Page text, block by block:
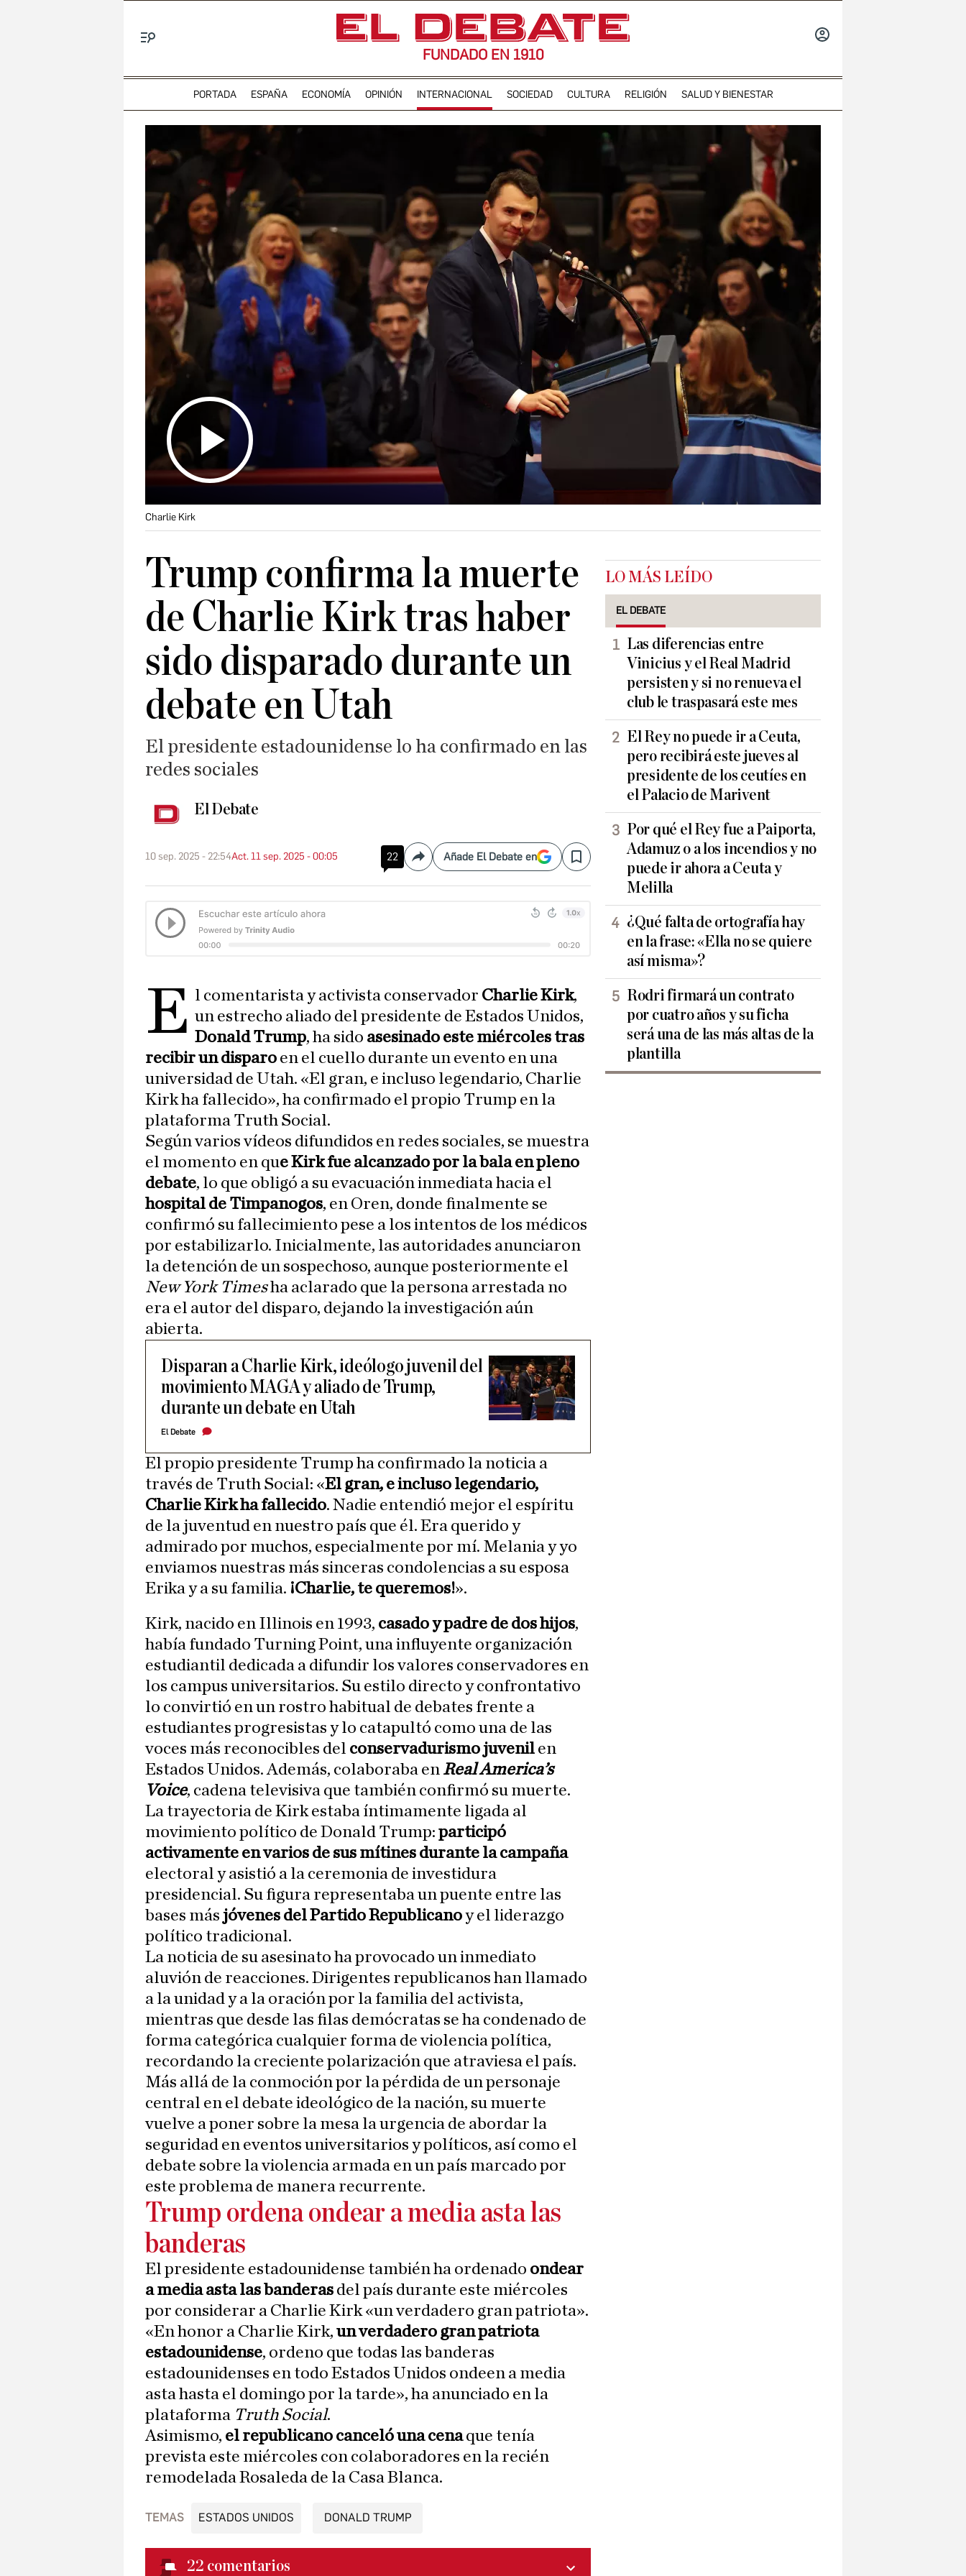
FUNDADO EN 1910
PORTADA ESPAÑA ECONOMÍA OPINIÓN INTERNACIONAL SOCIEDAD CULTURA RELIGIÓN SALUD Y BIENESTAR
Charlie Kirk
Trump confirma la muerte
de Charlie Kirk tras haber
sido disparado durante un
debate en Utah
El presidente estadounidense lo ha confirmado en las
redes sociales
El Debate
10 sep. 2025 - 22:54Act. 11 sep. 2025 - 00:05 22 CompartirAñade El Debate en Save
E l comentarista y activista conservador Charlie Kirk,
un estrecho aliado del presidente de Estados Unidos,
Donald Trump, ha sido asesinado este miércoles tras
recibir un disparo en el cuello durante un evento en una
universidad de Utah. «El gran, e incluso legendario, Charlie
Kirk ha fallecido», ha confirmado el propio Trump en la
plataforma Truth Social.
Según varios vídeos difundidos en redes sociales, se muestra
el momento en que Kirk fue alcanzado por la bala en pleno
debate, lo que obligó a su evacuación inmediata hacia el
hospital de Timpanogos, en Oren, donde finalmente se
confirmó su fallecimiento pese a los intentos de los médicos
por estabilizarlo. Inicialmente, las autoridades anunciaron
la detención de un sospechoso, aunque posteriormente el
New York Timesha aclarado que la persona arrestada no
era el autor del disparo, dejando la investigación aún
abierta.
Disparan a Charlie Kirk, ideólogo juvenil del
movimiento MAGA y aliado de Trump,
durante un debate en Utah
El Debate
El propio presidente Trump ha confirmado la noticia a
través de Truth Social: «El gran, e incluso legendario,
Charlie Kirk ha fallecido. Nadie entendió mejor el espíritu
de la juventud en nuestro país que él. Era querido y
admirado por muchos, especialmente por mí. Melania y yo
enviamos nuestras más sinceras condolencias a su esposa
Erika y a su familia. ¡Charlie, te queremos!».
Kirk, nacido en Illinois en 1993, casado y padre de dos hijos,
había fundado Turning Point, una influyente organización
estudiantil dedicada a difundir los valores conservadores en
los campus universitarios. Su estilo directo y confrontativo
lo convirtió en un rostro habitual de debates frente a
estudiantes progresistas y lo catapultó como una de las
voces más reconocibles del conservadurismo juvenil en
Estados Unidos. Además, colaboraba en Real America’s
Voice, cadena televisiva que también confirmó su muerte.
La trayectoria de Kirk estaba íntimamente ligada al
movimiento político de Donald Trump: participó
activamente en varios de sus mítines durante la campaña
electoral y asistió a la ceremonia de investidura
presidencial. Su figura representaba un puente entre las
bases más jóvenes del Partido Republicanoy el liderazgo
político tradicional.
La noticia de su asesinato ha provocado un inmediato
aluvión de reacciones. Dirigentes republicanos han llamado
a la unidad y a la oración por la familia del activista,
mientras que desde las filas demócratas se ha condenado de
forma categórica cualquier forma de violencia política,
recordando la creciente polarización que atraviesa el país.
Más allá de la conmoción por la pérdida de un personaje
central en el debate ideológico de la nación, su muerte
vuelve a poner sobre la mesa la urgencia de abordar la
seguridad en eventos universitarios y políticos, así como el
debate sobre la violencia armada en un país marcado por
este problema de manera recurrente.
Trump ordena ondear a media asta las
banderas
El presidente estadounidense también ha ordenado ondear
a media asta las banderas del país durante este miércoles
por considerar a Charlie Kirk «un verdadero gran patriota».
«En honor a Charlie Kirk, un verdadero gran patriota
estadounidense, ordeno que todas las banderas
estadounidenses en todo Estados Unidos ondeen a media
asta hasta el domingo por la tarde», ha anunciado en la
plataforma Truth Social.
Asimismo, el republicano canceló una cenaque tenía
prevista este miércoles con colaboradores en la recién
remodelada Rosaleda de la Casa Blanca.
TEMAS ESTADOS UNIDOS DONALD TRUMP
22 comentarios
LO MÁS LEÍDO
EL DEBATE
Las diferencias entre
Vinicius y el Real Madrid
persisten y si no renueva el
club le traspasará este mes
El Rey no puede ir a Ceuta,
pero recibirá este jueves al
presidente de los ceutíes en
el Palacio de Marivent
Por qué el Rey fue a Paiporta,
Adamuz o a los incendios y no
puede ir ahora a Ceuta y
Melilla
¿Qué falta de ortografía hay
en la frase: «Ella no se quiere
así misma»?
Rodri firmará un contrato
por cuatro años y su ficha
será una de las más altas de la
plantilla